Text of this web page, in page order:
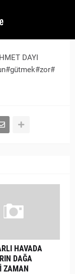
DAYI
HAVADA
DAĞA
ZAMAN